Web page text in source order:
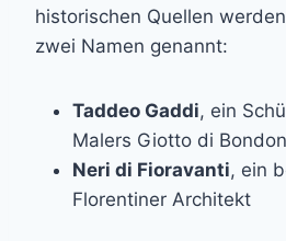
historischen Quellen
zwei Namen genannt:
Taddeo Gaddi, ein
Malers Giotto di
Neri di Fioravanti, ein
Florentiner Architekt